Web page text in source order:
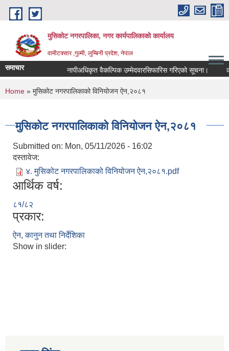
Skip to main content
मुसिकोट नगरपालिका, नगर कार्यपालिकाकाे कार्यालय
वामीटक्सार ,गुल्मी, लुम्बिनी प्रदेश, नेपाल
समाचार नापीअधिकृत वैकल्पिक उम्मेदवारसिफारिस गरिएको सूचना।
You are here
Home » मुसिकोट नगरपालिकाको विनियोजन ऐन,२०८१
मुसिकोट नगरपालिकाको विनियोजन ऐन,२०८१
Submitted on: Mon, 05/11/2026 - 16:02
दस्तावेज:
४. मुसिकोट नगरपालिकाको विनियोजन ऐन,२०८१.pdf
आर्थिक वर्ष:
८१/८२
प्रकार:
ऐन, कानुन तथा निर्देशिका
Show in slider: